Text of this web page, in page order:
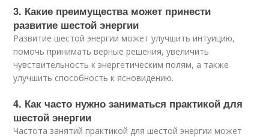
3. Какие преимущества может принести
развитие шестой энергии
Развитие шестой энергии может улучшить интуицию,
помочь принимать верные решения, увеличить
чувствительность к энергетическим полям, а также
улучшить способность к ясновидению.
4. Как часто нужно заниматься практикой для
шестой энергии
Частота занятий практикой для шестой энергии может